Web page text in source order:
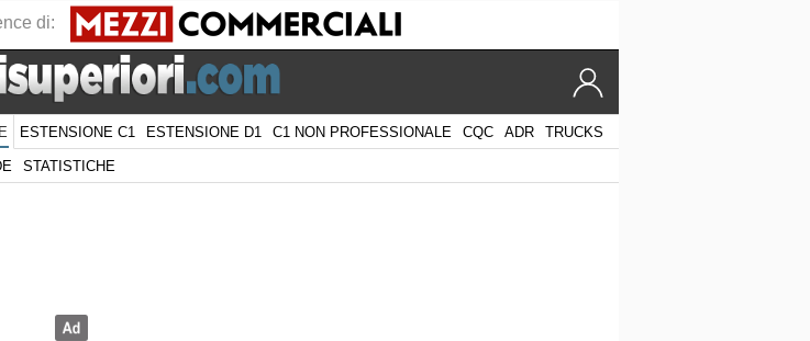
ESTENSIONE C1 ESTENSIONE D1 C1 NON PROFESSIONALE CQC ADR TRUCKS
STATISTICHE
di: